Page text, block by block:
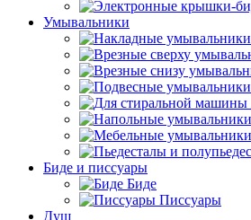
Умывальники
Биде и писсуары
Биде
Писсуары
Душ